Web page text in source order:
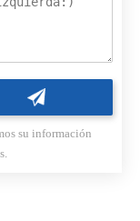
su información